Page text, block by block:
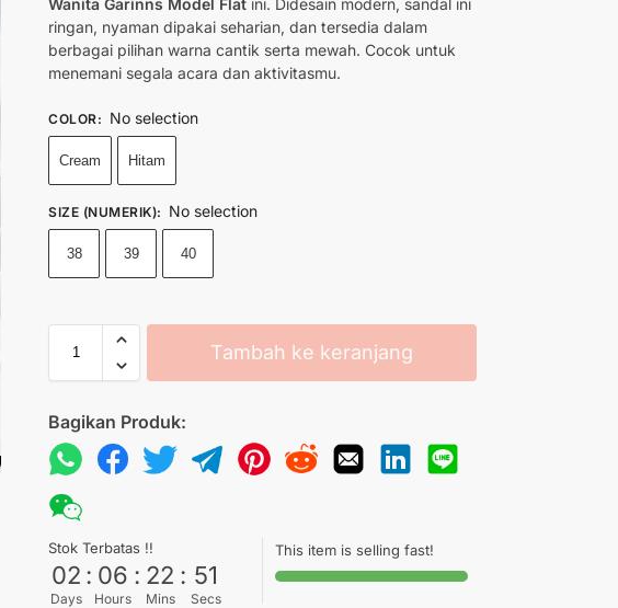
ringan, nyaman dipakai seharian, dan tersedia dalam
berbagai pilihan warna cantik serta mewah. Cocok untuk
menemani segala acara dan aktivitasmu.
COLOR: No selection
Cream Hitam
SIZE (NUMERIK): No selection
38 39 40
Tambah ke keranjang
Bagikan Produk:
Stok Terbatas !!
02
Days
: 06
Hours
: 22
Mins
: 50
Secs
This item is selling fast!